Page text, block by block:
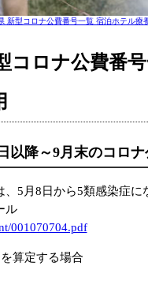
新型コロナ公費番号一覧 宿泊ホテル療
コロナ公費番
以降～9月末のコロ
5月8日から5類感染症に
ル
001070704.pdf
算定する場合